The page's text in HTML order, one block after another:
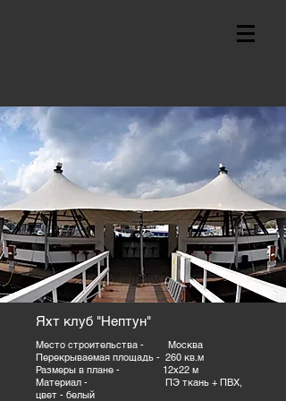
Яхт клуб "Нептун"
Место строительства - Москва
Перекрываемая площадь - 260 кв.м
Размеры в плане - 12х22 м
Материал - ПЭ ткань + ПВХ,
цвет - белый